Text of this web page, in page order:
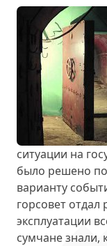
ситуации на
было решено
варианту
горсовет
эксплуатации
сумчане знали,